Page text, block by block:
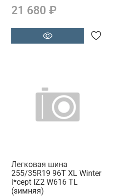
21 680 ₽
Легковая шина
255/35R19 96T XL Winter
i*cept IZ2 W616 TL
(зимняя)